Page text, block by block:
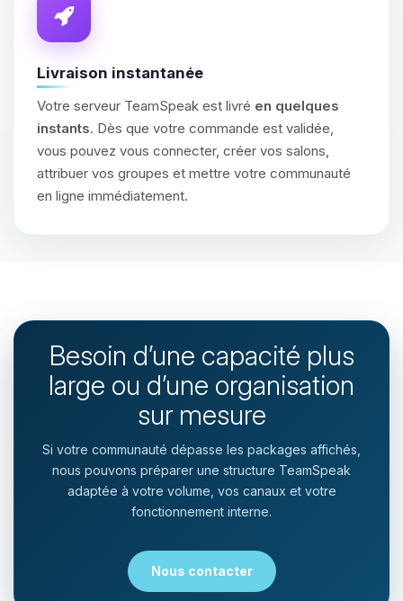
Livraison instantanée
Votre serveur TeamSpeak est livré en quelques
instants. Dès que votre commande est validée,
vous pouvez vous connecter, créer vos salons,
attribuer vos groupes et mettre votre communauté
en ligne immédiatement.
Besoin d’une capacité plus
large ou d’une organisation
sur mesure
Si votre communauté dépasse les packages affichés,
nous pouvons préparer une structure TeamSpeak
adaptée à votre volume, vos canaux et votre
fonctionnement interne.
Nous contacter